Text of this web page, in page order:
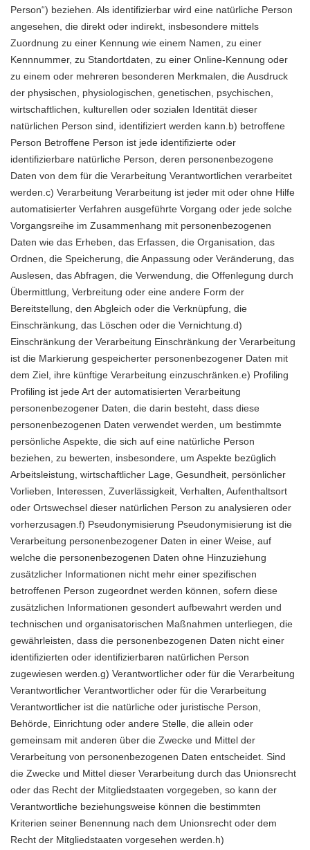
Person“) beziehen. Als identifizierbar wird eine natürliche Person
angesehen, die direkt oder indirekt, insbesondere mittels
Zuordnung zu einer Kennung wie einem Namen, zu einer
Kennnummer, zu Standortdaten, zu einer Online-Kennung oder
zu einem oder mehreren besonderen Merkmalen, die Ausdruck
der physischen, physiologischen, genetischen, psychischen,
wirtschaftlichen, kulturellen oder sozialen Identität dieser
natürlichen Person sind, identifiziert werden kann.b) betroffene
Person Betroffene Person ist jede identifizierte oder
identifizierbare natürliche Person, deren personenbezogene
Daten von dem für die Verarbeitung Verantwortlichen verarbeitet
werden.c) Verarbeitung Verarbeitung ist jeder mit oder ohne Hilfe
automatisierter Verfahren ausgeführte Vorgang oder jede solche
Vorgangsreihe im Zusammenhang mit personenbezogenen
Daten wie das Erheben, das Erfassen, die Organisation, das
Ordnen, die Speicherung, die Anpassung oder Veränderung, das
Auslesen, das Abfragen, die Verwendung, die Offenlegung durch
Übermittlung, Verbreitung oder eine andere Form der
Bereitstellung, den Abgleich oder die Verknüpfung, die
Einschränkung, das Löschen oder die Vernichtung.d)
Einschränkung der Verarbeitung Einschränkung der Verarbeitung
ist die Markierung gespeicherter personenbezogener Daten mit
dem Ziel, ihre künftige Verarbeitung einzuschränken.e) Profiling
Profiling ist jede Art der automatisierten Verarbeitung
personenbezogener Daten, die darin besteht, dass diese
personenbezogenen Daten verwendet werden, um bestimmte
persönliche Aspekte, die sich auf eine natürliche Person
beziehen, zu bewerten, insbesondere, um Aspekte bezüglich
Arbeitsleistung, wirtschaftlicher Lage, Gesundheit, persönlicher
Vorlieben, Interessen, Zuverlässigkeit, Verhalten, Aufenthaltsort
oder Ortswechsel dieser natürlichen Person zu analysieren oder
vorherzusagen.f) Pseudonymisierung Pseudonymisierung ist die
Verarbeitung personenbezogener Daten in einer Weise, auf
welche die personenbezogenen Daten ohne Hinzuziehung
zusätzlicher Informationen nicht mehr einer spezifischen
betroffenen Person zugeordnet werden können, sofern diese
zusätzlichen Informationen gesondert aufbewahrt werden und
technischen und organisatorischen Maßnahmen unterliegen, die
gewährleisten, dass die personenbezogenen Daten nicht einer
identifizierten oder identifizierbaren natürlichen Person
zugewiesen werden.g) Verantwortlicher oder für die Verarbeitung
Verantwortlicher Verantwortlicher oder für die Verarbeitung
Verantwortlicher ist die natürliche oder juristische Person,
Behörde, Einrichtung oder andere Stelle, die allein oder
gemeinsam mit anderen über die Zwecke und Mittel der
Verarbeitung von personenbezogenen Daten entscheidet. Sind
die Zwecke und Mittel dieser Verarbeitung durch das Unionsrecht
oder das Recht der Mitgliedstaaten vorgegeben, so kann der
Verantwortliche beziehungsweise können die bestimmten
Kriterien seiner Benennung nach dem Unionsrecht oder dem
Recht der Mitgliedstaaten vorgesehen werden.h)